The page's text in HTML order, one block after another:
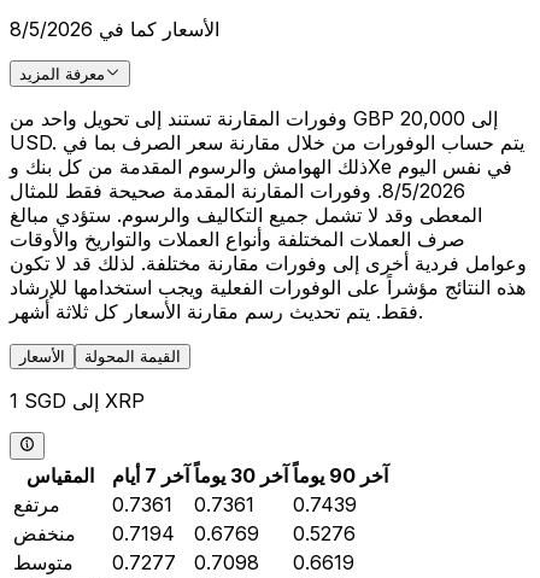
الأسعار كما في 8/5/2026
معرفة المزيد
وفورات المقارنة تستند إلى تحويل واحد من GBP 20,000 إلى
USD. يتم حساب الوفورات من خلال مقارنة سعر الصرف بما في
ذلك الهوامش والرسوم المقدمة من كل بنك وXe في نفس اليوم
8/5/2026. وفورات المقارنة المقدمة صحيحة فقط للمثال
المعطى وقد لا تشمل جميع التكاليف والرسوم. ستؤدي مبالغ
صرف العملات المختلفة وأنواع العملات والتواريخ والأوقات
وعوامل فردية أخرى إلى وفورات مقارنة مختلفة. لذلك قد لا تكون
هذه النتائج مؤشراً على الوفورات الفعلية ويجب استخدامها للإرشاد
فقط. يتم تحديث رسم مقارنة الأسعار كل ثلاثة أشهر.
الأسعار القيمة المحولة
1 SGD إلى XRP
المقياس آخر 7 أيام آخر 30 يوماً
آخر 90 يوماً
مرتفع
0.7361 0.7361
0.7439
منخفض
0.7194 0.6769
0.5276
متوسط
0.7277 0.7098
0.6619